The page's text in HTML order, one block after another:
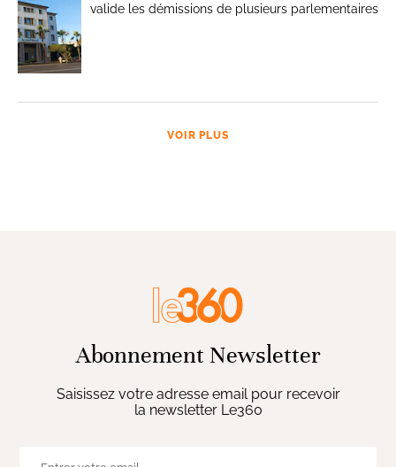
valide les démissions de plusieurs parlementaires
VOIR PLUS
Abonnement Newsletter
Saisissez votre adresse email pour recevoir
la newsletter Le360